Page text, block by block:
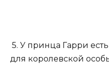
5. У принца Гарри
для королевской